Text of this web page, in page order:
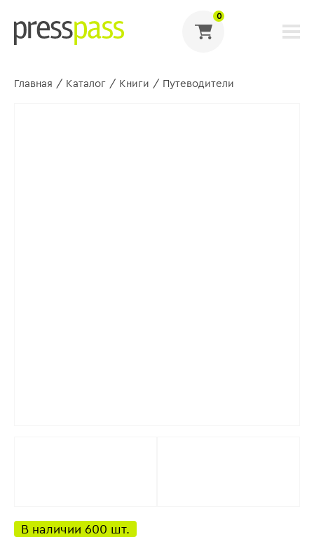
0
Главная / Каталог / Книги / Путеводители
В наличии 600 шт.